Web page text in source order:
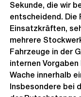
Sekunde, die wir
entscheidend. Die
Einsatzkräften,
mehrere
Fahrzeuge in der
internen
Wache innerhalb
Insbesondere bei